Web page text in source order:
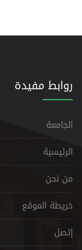
روابط مفيدة
الجامعة
الرئيسية
من نحن
خريطة الموقع
إتصل